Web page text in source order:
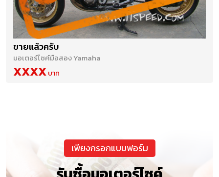
ขายแล้วครับ
มอเตอร์ไซค์มือสอง Yamaha
XXXX
เพียงกรอกแบบฟอร์ม